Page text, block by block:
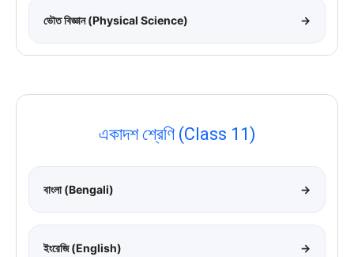
ভৌত বিজ্ঞান (Physical Science) →
একাদশ শ্রেণি (Class 11)
বাংলা (Bengali) →
ইংরেজি (English) →